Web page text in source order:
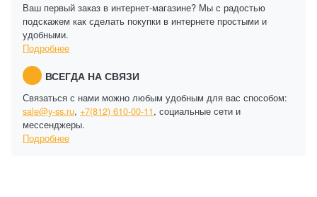
Ваш первый заказ в интернет-магазине? Мы с радостью
подскажем как сделать покупки в интернете простыми и
удобными.
Подробнее
ВСЕГДА НА СВЯЗИ
Связаться с нами можно любым удобным для вас способом:
sale@y-ss.ru, +7(812) 610-00-11, социальные сети и
мессенджеры.
Подробнее